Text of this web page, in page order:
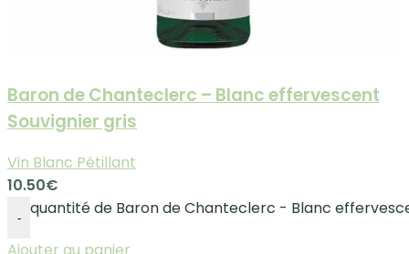
Baron de Chanteclerc – Blanc effervescent
Souvignier gris
Vin Blanc Pétillant
10.50€
-
quantité de Baron de Chanteclerc - Blanc